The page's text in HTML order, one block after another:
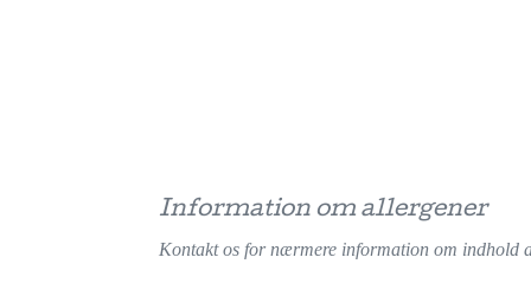
Information om allergener
Kontakt os for nærmere information om indhold